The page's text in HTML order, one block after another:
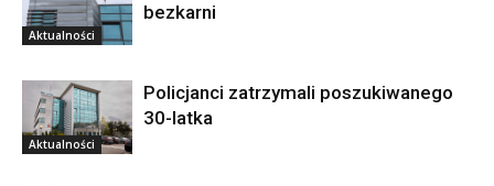
Aktualności
bezkarni
Aktualności
Policjanci zatrzymali poszukiwanego
30-latka